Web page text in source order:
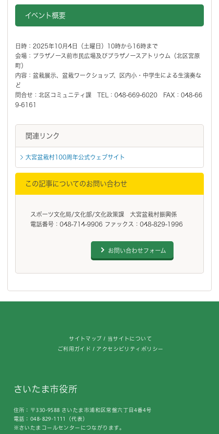
イベント概要
日時：2025年10月4日（土曜日）10時から16時まで
会場：プラザノース前市民広場及びプラザノースアトリウム（北区宮原
町）
内容：盆栽展示、盆栽ワークショップ、区内小・中学生による生演奏な
ど
問合せ：北区コミュニティ課 TEL：048-669-6020 FAX：048-66
9-6161
関連リンク
大宮盆栽村100周年公式ウェブサイト
この記事についてのお問い合わせ
スポーツ文化局/文化部/文化政策課 大宮盆栽村振興係
電話番号：048-714-9906 ファックス：048-829-1996
お問い合わせフォーム
サイトマップ 当サイトについて
ご利用ガイド アクセシビリティポリシー
さいたま市役所
住所：〒330-9588 さいたま市浦和区常盤六丁目4番4号
電話：048-829-1111（代表）
※さいたまコールセンターにつながります。